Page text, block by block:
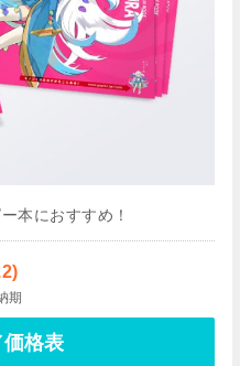
本におすすめ！
期
格表